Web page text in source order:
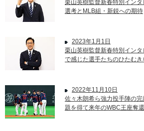
栗山英樹監督新春特別イン
選考とMLB組・新鋭への期待
2023年1月1日
栗山英樹監督新春特別イン
で感じた選手たちのひたむき
2022年11月10日
佐々木朗希ら強力投手陣の
題を得て来年のWBC王座奪